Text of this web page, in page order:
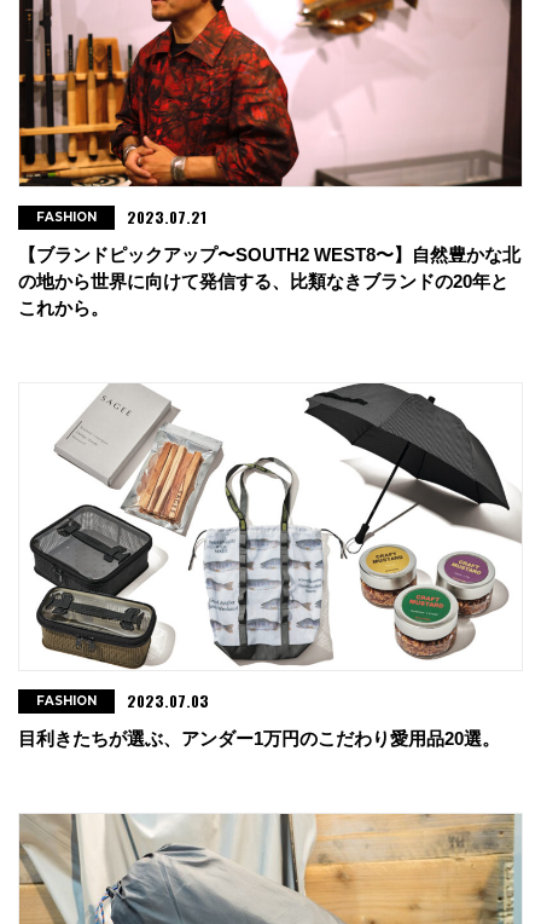
【ブランドピックアップ〜SOUTH2 WEST8〜】自然豊かな北
の地から世界に向けて発信する、比類なきブランドの20年と
これから。
FASHION 2023.07.21
目利きたちが選ぶ、アンダー1万円のこだわり愛用品20選。
FASHION 2023.07.03